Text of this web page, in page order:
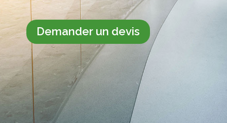
Demander un devis